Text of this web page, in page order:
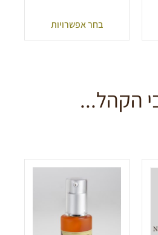
בחר אפשרויות
הקהל...